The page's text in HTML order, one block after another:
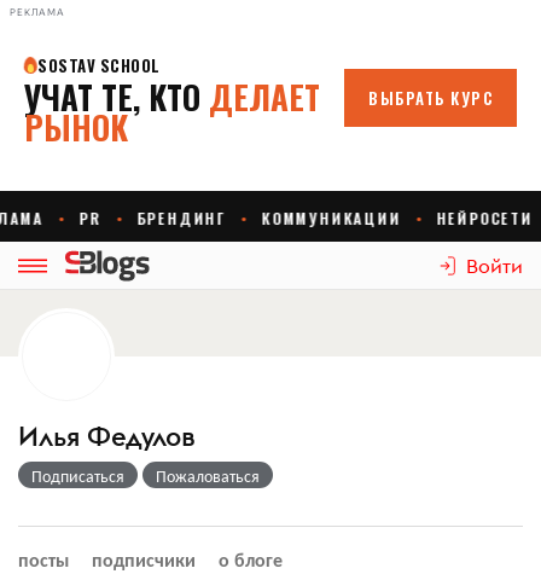
РЕКЛАМА
Войти
Илья Федулов
Подписаться Пожаловаться
посты подписчики о блоге